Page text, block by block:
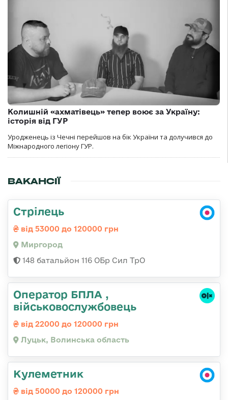
Колишній «ахматівець» тепер воює за Україну:
історія від ГУР
Уродженець із Чечні перейшов на бік України та долучився до
Міжнародного легіону ГУР.
ВАКАНСІЇ
Стрілець
від 53000 до 120000 грн
Миргород
148 батальйон 116 ОБр Сил ТрО
Оператор БПЛА ,
військовослужбовець
від 22000 до 120000 грн
Луцьк, Волинська область
Кулеметник
від 50000 до 120000 грн